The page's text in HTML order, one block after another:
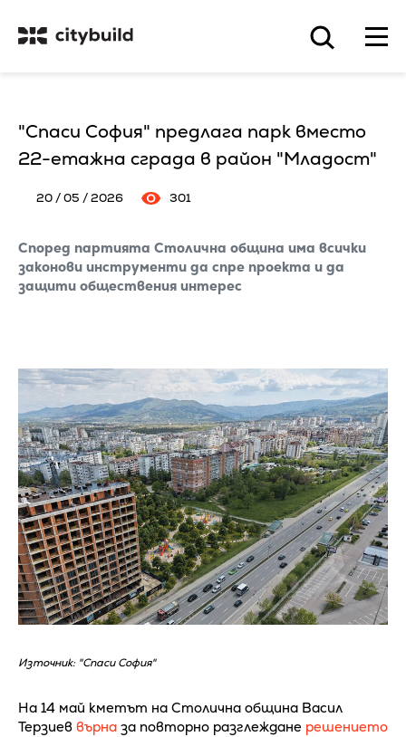
"Спаси София" предлага парк вместо
22-етажна сграда в район "Младост"
20 / 05 / 2026 301
Според партията Столична община има всички
законови инструменти да спре проекта и да
защити обществения интерес
Източник: "Спаси София"
На 14 май кметът на Столична община Васил
Терзиев върна за повторно разглеждане решението